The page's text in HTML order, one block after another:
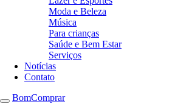
Moda e Beleza
Música
Para crianças
Saúde e Bem Estar
Serviços
Notícias
Contato
BomComprar